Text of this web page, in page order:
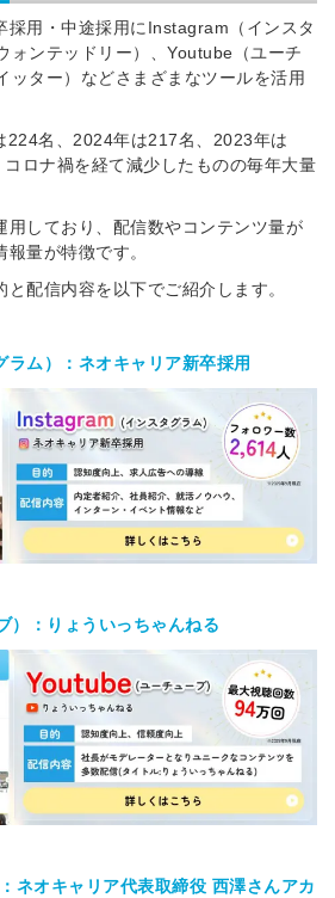
採用・中途採用にInstagram（インスタ
ォンテッドリー）、Youtube（ユーチ
ッター）などさまざまなツールを活用
224名、2024年は217名、2023年は
ロナ禍を経て減少したものの毎年大量
用しており、配信数やコンテンツ量が
量が特徴です。
配信内容を以下でご紹介します。
ム）：ネオキャリア新卒採用
：りょういっちゃんねる
ネオキャリア代表取締役 西澤さんアカ